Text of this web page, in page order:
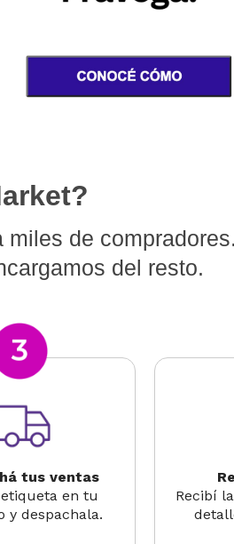
de
del resto.
tus ventas
en tu
y despachala.
Recibí